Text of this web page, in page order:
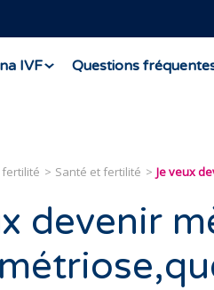
IVF Questions
fertilité Santé et fertilité Je veux
devenir